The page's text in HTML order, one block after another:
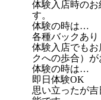
体験入店時の
す。
体験の時は…
各種バックあり
体験入店でも
クへの歩合）が
体験の時は…
即日体験OK
思い立ったが